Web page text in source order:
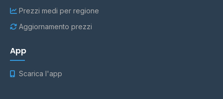
Prezzi medi per regione
Aggiornamento prezzi
App
Scarica l'app